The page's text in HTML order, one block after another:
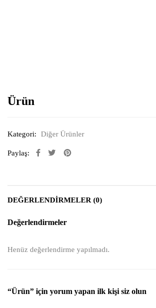
Ürün
Kategori: Diğer Ürünler
Paylaş:
DEĞERLENDIRMELER (0)
Değerlendirmeler
Henüz değerlendirme yapılmadı.
“Ürün” için yorum yapan ilk kişi siz olun